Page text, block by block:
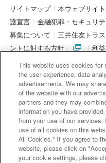
サイトマップ 本ウェブサイ
護宣言
金融犯罪・セキュリ
募集について
三井住友トラ
ントに対する方針」
利
家制度に関する期限日
電子
「マネー・ローンダリング及
ライン」を踏まえた取り組み
契約代理業・銀行代理業・外
等と預金等との誤認防止につ
三井住友信
This website uses cookies for
the user experience, data
advertisements. We may
of the website with our
partners and they may
information you have
from your use of our
use of all cookies on this
All Cookies." If you agree to
website, please click on
your cookie settings, please